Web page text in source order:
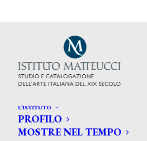
L’ISTITUTO
PROFILO
MOSTRE NEL TEMPO